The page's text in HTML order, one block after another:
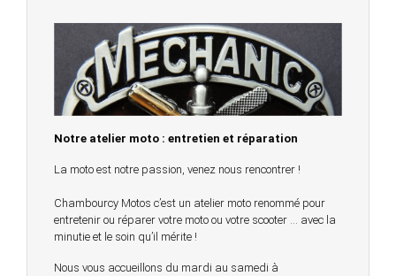
Notre atelier moto : entretien et réparation
La moto est notre passion, venez nous rencontrer !
Chambourcy Motos c’est un atelier moto renommé pour
entretenir ou réparer votre moto ou votre scooter … avec la
minutie et le soin qu’il mérite !
Nous vous accueillons du mardi au samedi à